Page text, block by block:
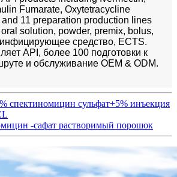
Fumarate, Oxytetracycline
11 preparation production lines
solution, powder, premix, bolus,
средство, ECTS.
API, более 100 подготовки к
и обслуживание OEM & ODM.
спектиномицин сульфат+5% инъекция
-сафат растворимый порошок